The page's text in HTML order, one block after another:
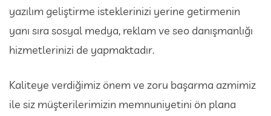
yazılım geliştirme isteklerinizi yerine getirmenin
yanı sıra sosyal medya, reklam ve seo danışmanlığı
hizmetlerinizi de yapmaktadır.
Kaliteye verdiğimiz önem ve zoru başarma azmimiz
ile siz müşterilerimizin memnuniyetini ön plana